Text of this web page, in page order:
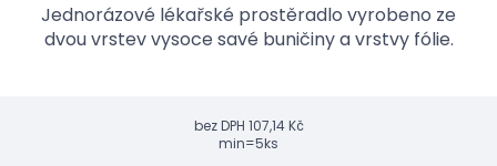
Jednorázové lékařské prostěradlo vyrobeno ze
dvou vrstev vysoce savé buničiny a vrstvy fólie.
bez DPH 107,14 Kč
min=5ks